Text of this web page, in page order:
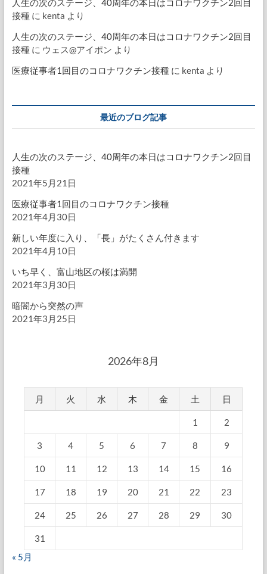
人生の次のステージ、40周年の本日はコロナワクチン2回目
接種に kenta より
人生の次のステージ、40周年の本日はコロナワクチン2回目
接種に ウェス@アイポン より
医療従事者1回目のコロナワクチン接種に kenta より
最近のブログ記事
人生の次のステージ、40周年の本日はコロナワクチン2回目
接種
2021年5月21日
医療従事者1回目のコロナワクチン接種
2021年4月30日
新しい年度に入り、「長」がたくさん付きます
2021年4月10日
いち早く、富山地区の桜は満開
2021年3月30日
暗闇から突然の声
2021年3月25日
2026年8月
月 火 水 木 金 土 日
1 2
3 4 5 6 7 8 9
10 11 12 13 14 15 16
17 18 19 20 21 22 23
24 25 26 27 28 29 30
31
« 5月